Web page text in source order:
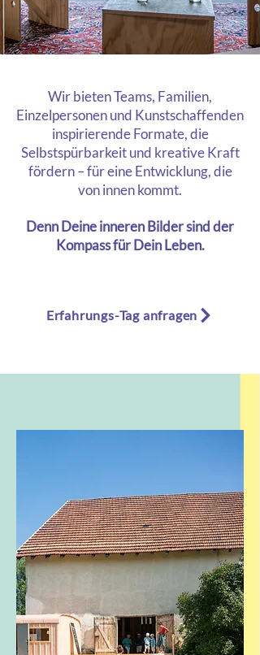
Wir bieten Teams, Familien,
Einzelpersonen und Kunstschaffenden
inspirierende Formate, die
Selbstspürbarkeit und kreative Kraft
fördern – für eine Entwicklung, die
von innen kommt.
Denn Deine inneren Bilder sind der
Kompass für Dein Leben.
Erfahrungs-Tag anfragen